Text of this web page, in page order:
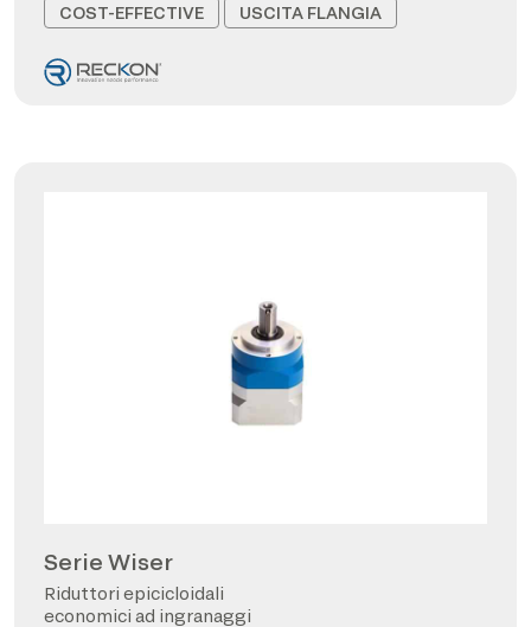
COST-EFFECTIVE USCITA FLANGIA
Serie Wiser
Riduttori epicicloidali
economici ad ingranaggi